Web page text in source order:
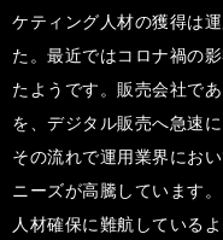
ケティング人材の獲得は
た。最近ではコロナ禍の
たようです。販売会社で
を、デジタル販売へ急速
その流れで運用業界にお
ニーズが高騰しています
人材確保に難航している